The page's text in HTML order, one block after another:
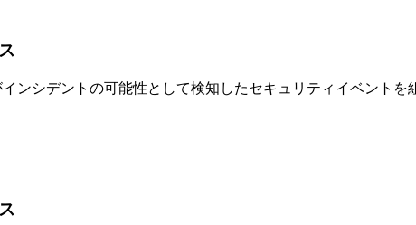
ンシデントの可能性として検知したセキュリティイベント